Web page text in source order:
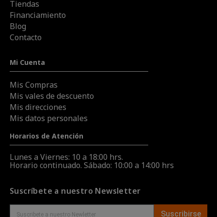
Tiendas
Financiamiento
Blog
Contacto
Mi Cuenta
Mis Compras
Mis vales de descuento
Mis direcciones
Mis datos personales
Horarios de Atención
Lunes a Viernes: 10 a 18:00 hrs.
Horario continuado. Sábado: 10:00 a 14:00 hrs
Suscríbete a nuestro Newsletter
Suscribirse